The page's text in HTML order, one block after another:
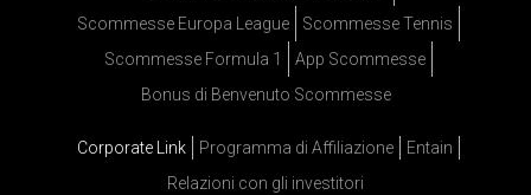
Scommesse Europa League
Scommesse Tennis
Scommesse Formula 1
App Scommesse
Bonus di Benvenuto Scommesse
Corporate Link Programma di Affiliazione
Entain
Relazioni con gli investitori